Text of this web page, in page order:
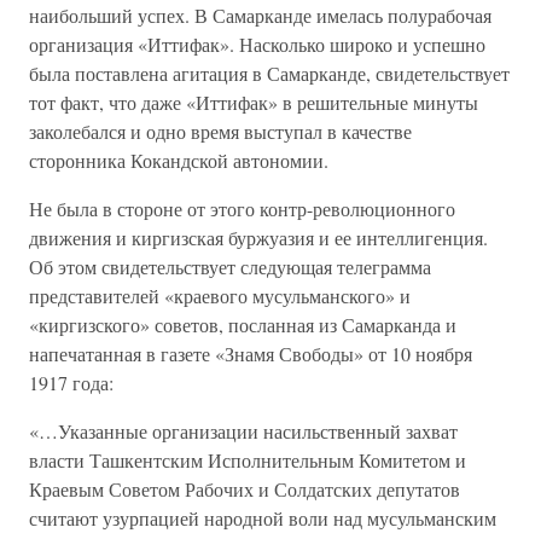
наибольший успех. В Самарканде имелась полурабочая
организация «Иттифак». Насколько широко и успешно
была поставлена агитация в Самарканде, свидетельствует
тот факт, что даже «Иттифак» в решительные минуты
заколебался и одно время выступал в качестве
сторонника Кокандской автономии.
Не была в стороне от этого контр-революционного
движения и киргизская буржуазия и ее интеллигенция.
Об этом свидетельствует следующая телеграмма
представителей «краевого мусульманского» и
«киргизского» советов, посланная из Самарканда и
напечатанная в газете «Знамя Свободы» от 10 ноября
1917 года:
«…Указанные организации насильственный захват
власти Ташкентским Исполнительным Комитетом и
Краевым Советом Рабочих и Солдатских депутатов
считают узурпацией народной воли над мусульманским